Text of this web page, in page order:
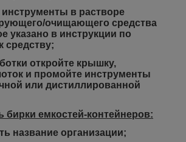
в растворе
очищающего средства
указано в инструкции по
средству;
откройте крышку,
и промойте инструменты
или дистиллированной
бирки емкостей-контейнеров:
название организации;